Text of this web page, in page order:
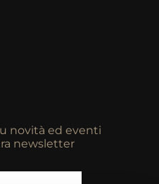
novità ed eventi
newsletter